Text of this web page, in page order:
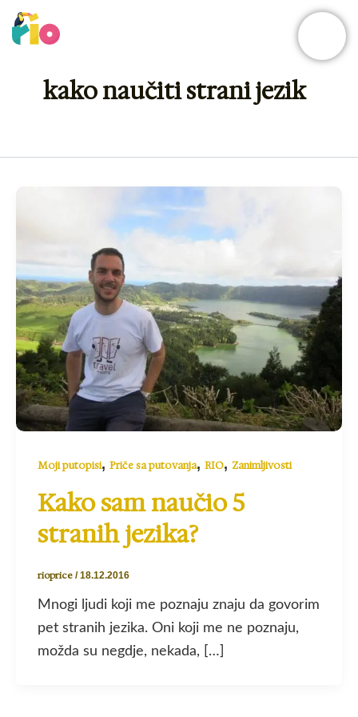
Skip
to
kako naučiti strani jezik
Moji putopisi, Priče sa putovanja, RIO, Zanimljivosti
Kako sam naučio 5
stranih jezika?
rioprice /18.12.2016
Mnogi ljudi koji me poznaju znaju da govorim
pet stranih jezika. Oni koji me ne poznaju,
možda su negdje, nekada, […]